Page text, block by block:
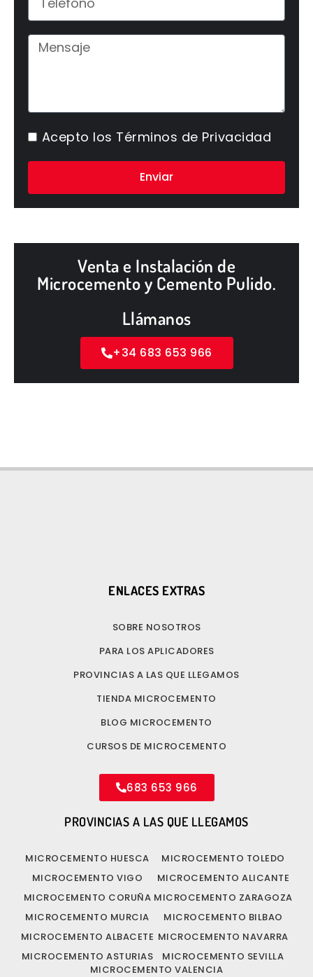
Acepto los Términos de Privacidad
Enviar
Venta e Instalación de
Microcemento y Cemento Pulido.
Llámanos
+34 683 653 966
ENLACES EXTRAS
SOBRE NOSOTROS
PARA LOS APLICADORES
PROVINCIAS A LAS QUE LLEGAMOS
TIENDA MICROCEMENTO
BLOG MICROCEMENTO
CURSOS DE MICROCEMENTO
683 653 966
PROVINCIAS A LAS QUE LLEGAMOS
MICROCEMENTO HUESCA
MICROCEMENTO VIGO
MICROCEMENTO CORUÑA
MICROCEMENTO MURCIA
MICROCEMENTO ALBACETE
MICROCEMENTO ASTURIAS
MICROCEMENTO TOLEDO
MICROCEMENTO ALICANTE
MICROCEMENTO ZARAGOZA
MICROCEMENTO BILBAO
MICROCEMENTO NAVARRA
MICROCEMENTO SEVILLA
MICROCEMENTO VALENCIA